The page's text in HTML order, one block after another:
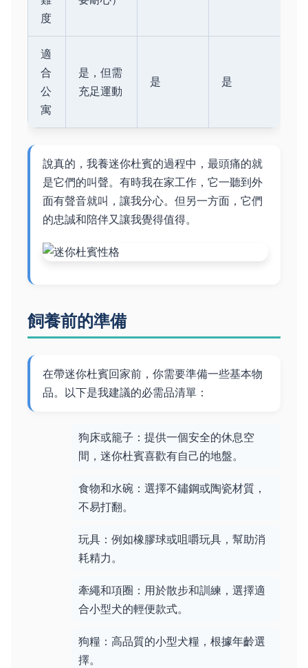
度
適
合
公
寓
是，但需
充足運動
是 是
說真的，我養迷你杜賓的過程中，最頭痛的就
是它們的叫聲。有時我在家工作，它一聽到外
面有聲音就叫，讓我分心。但另一方面，它們
的忠誠和陪伴又讓我覺得值得。
飼養前的準備
在帶迷你杜賓回家前，你需要準備一些基本物
品。以下是我建議的必需品清單：
狗床或籠子：提供一個安全的休息空
間，迷你杜賓喜歡有自己的地盤。
食物和水碗：選擇不鏽鋼或陶瓷材質，
不易打翻。
玩具：例如橡膠球或咀嚼玩具，幫助消
耗精力。
牽繩和項圈：用於散步和訓練，選擇適
合小型犬的輕便款式。
狗糧：高品質的小型犬糧，根據年齡選
擇。